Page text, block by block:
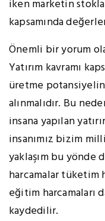
iken marketin
kapsamında
Önemli bir yorum
Yatırım kavramı
üretme
alınmalıdır. Bu
insana yapılan
insanımız bizim
yaklaşım bu yönde
harcamalar tüketim
eğitim harcamaları
kaydedilir.